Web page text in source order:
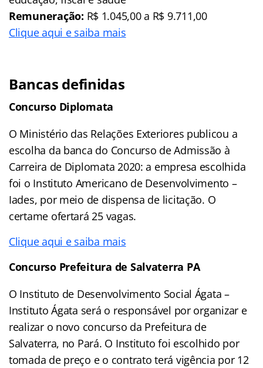
Remuneração: R$ 1.045,00 a R$ 9.711,00
Clique aqui e saiba mais
Bancas definidas
Concurso Diplomata
O Ministério das Relações Exteriores publicou a
escolha da banca do Concurso de Admissão à
Carreira de Diplomata 2020: a empresa escolhida
foi o Instituto Americano de Desenvolvimento –
Iades, por meio de dispensa de licitação. O
certame ofertará 25 vagas.
Clique aqui e saiba mais
Concurso Prefeitura de Salvaterra PA
O Instituto de Desenvolvimento Social Ágata –
Instituto Ágata será o responsável por organizar e
realizar o novo concurso da Prefeitura de
Salvaterra, no Pará. O Instituto foi escolhido por
tomada de preço e o contrato terá vigência por 12